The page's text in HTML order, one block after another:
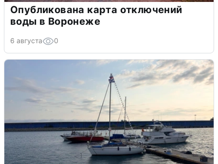
Опубликована карта отключений
воды в Воронеже
6 августа 0